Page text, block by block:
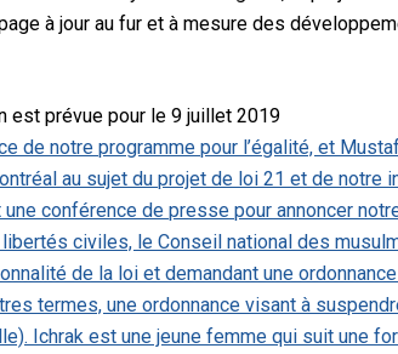
à jour au fur et à mesure des
est prévue pour le 9 juillet 2019
de notre programme pour l’égalité, et
au sujet du projet de loi 21 et de notre
une conférence de presse pour annoncer
civiles, le Conseil national des
de la loi et demandant une
termes, une ordonnance visant à
Ichrak est une jeune femme qui suit une